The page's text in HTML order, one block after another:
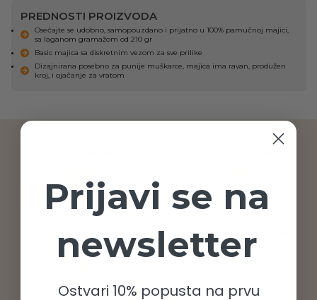
PREDNOSTI PROIZVODA
Osećajte se udobno, samopouzdano i prijatno u 100% pamučnoj majici,
sa laganom gramažom od 210 gr
Basic majica sa diskretnim vezom za sve prilike
Dizajnirana posebno za punije muškarce, majica ima ravan, produžen
kroj, i ojačanje za vratom
Brza dostava do 48h
Prijavi se na
newsletter
Ostvari 10% popusta na prvu